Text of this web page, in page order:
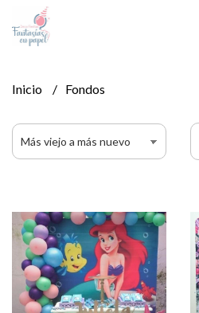
Inicio Fondos